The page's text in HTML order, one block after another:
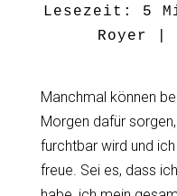
Lesezeit: 5
Royer
Manchmal können
Morgen dafür
furchtbar wird und
freue. Sei es, dass